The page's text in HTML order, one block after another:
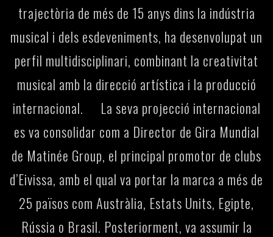
trajectòria de més de 15 anys dins la indústria
musical i dels esdeveniments, ha desenvolupat un
perfil multidisciplinari, combinant la creativitat
musical amb la direcció artística i la producció
internacional. La seva projecció internacional
es va consolidar com a Director de Gira Mundial
de Matinée Group, el principal promotor de clubs
d’Eivissa, amb el qual va portar la marca a més de
25 països com Austràlia, Estats Units, Egipte,
Rússia o Brasil. Posteriorment, va assumir la